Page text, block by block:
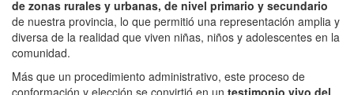
de zonas rurales y urbanas, de nivel primario y secundario
de nuestra provincia, lo que permitió una representación amplia y
diversa de la realidad que viven niñas, niños y adolescentes en la
comunidad.
Más que un procedimiento administrativo, este proceso de